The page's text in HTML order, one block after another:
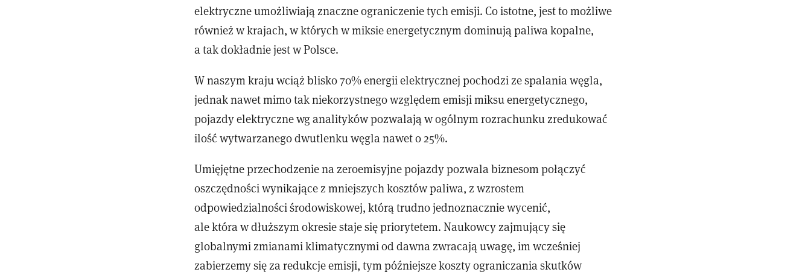
elektryczne umożliwiają znaczne ograniczenie tych emisji. Co istotne, jest to możliwe
również w krajach, w których w miksie energetycznym dominują paliwa kopalne,
a tak dokładnie jest w Polsce.
W naszym kraju wciąż blisko 70% energii elektrycznej pochodzi ze spalania węgla,
jednak nawet mimo tak niekorzystnego względem emisji miksu energetycznego,
pojazdy elektryczne wg analityków pozwalają w ogólnym rozrachunku zredukować
ilość wytwarzanego dwutlenku węgla nawet o 25%.
Umięjętne przechodzenie na zeroemisyjne pojazdy pozwala biznesom połączyć
oszczędności wynikające z mniejszych kosztów paliwa, z wzrostem
odpowiedzialności środowiskowej, którą trudno jednoznacznie wycenić,
ale która w dłuższym okresie staje się priorytetem. Naukowcy zajmujący się
globalnymi zmianami klimatycznymi od dawna zwracają uwagę, im wcześniej
zabierzemy się za redukcje emisji, tym późniejsze koszty ograniczania skutków